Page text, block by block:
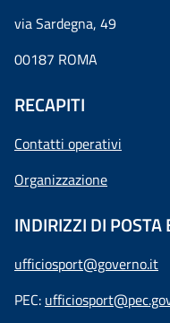
via Sardegna, 49
00187 ROMA
RECAPITI
Contatti operativi
Organizzazione
INDIRIZZI DI POSTA
ufficiosport@governo.it
PEC: